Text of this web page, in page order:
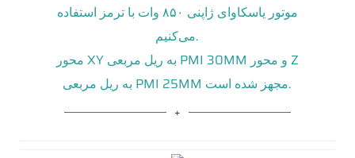
موتور یاسکاوای ژاپنی ۸۵۰ وات با ترمز استفاده
می‌کنیم.
محور XY به ریل مربعی PMI 30MM و محور Z
به ریل مربعی PMI 25MM مجهز شده است.